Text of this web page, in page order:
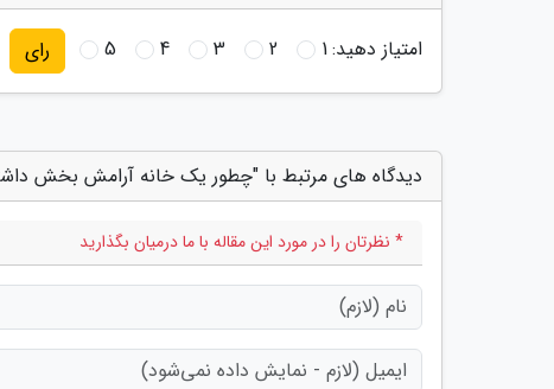
امتیاز دهید:1
2
3
4
5 رای
دیدگاه های مرتبط با "چطور یک خانه آرامش بخش
* نظرتان را در مورد این مقاله با ما درمیان بگذارید